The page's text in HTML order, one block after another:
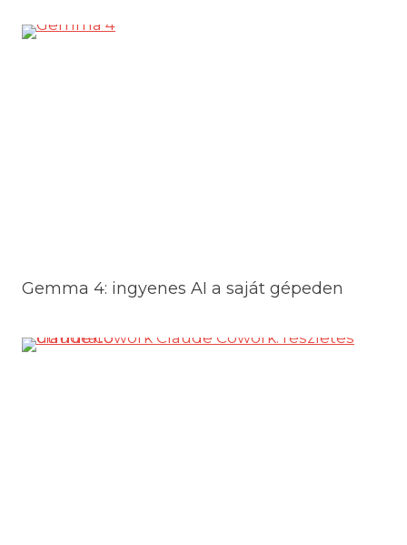
Gemma 4: ingyenes AI a saját gépeden